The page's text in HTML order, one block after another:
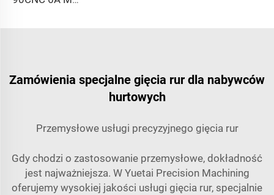
Zamówienia specjalne gięcia rur dla nabywców
hurtowych
Przemysłowe usługi precyzyjnego gięcia rur
Gdy chodzi o zastosowanie przemysłowe, dokładność
jest najważniejsza. W Yuetai Precision Machining
oferujemy wysokiej jakości usługi gięcia rur, specjalnie